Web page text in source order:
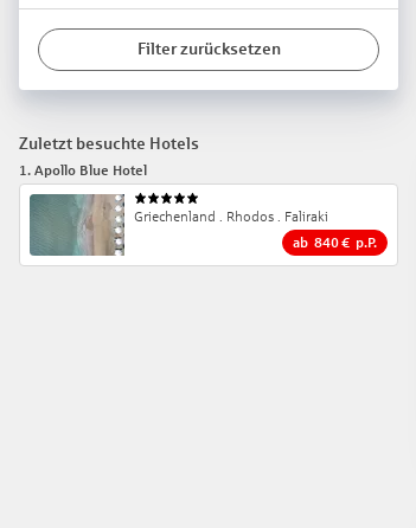
Filter zurücksetzen
Zuletzt besuchte Hotels
1. Apollo Blue Hotel
5
Griechenland . Rhodos . Faliraki
ab 840€ p.P.